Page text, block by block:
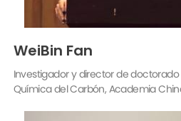
WeiBin Fan
Química del Carbón, Academia